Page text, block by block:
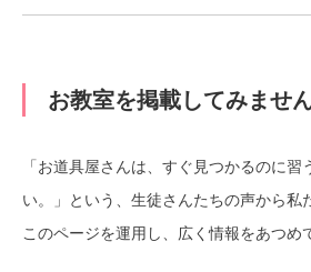
お教室を掲載してみませ
「お道具屋さんは、すぐ見つかるのに習
い。」という、生徒さんたちの声から私
このページを運用し、広く情報をあつめ